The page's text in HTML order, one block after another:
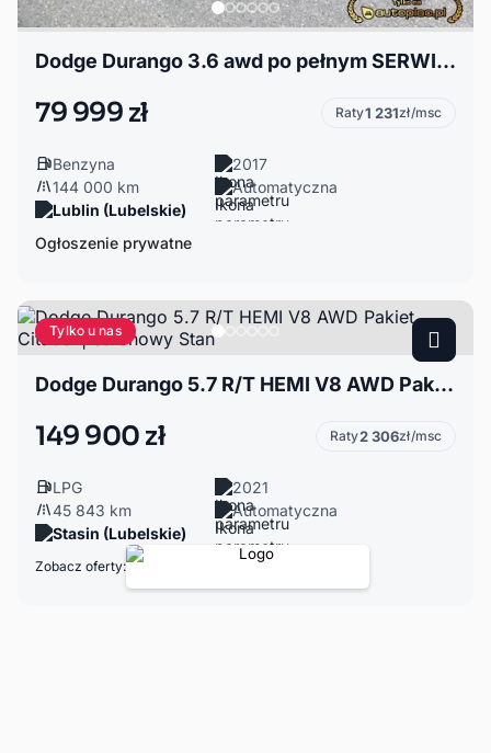
Dodge Durango 3.6 awd po pełnym SERWISIE
79 999 zł Raty1 231zł/msc
Benzyna
2017
144 000 km
Automatyczna
Lublin (Lubelskie)
Ogłoszenie prywatne
Tylko u nas
Dodge Durango 5.7 R/T HEMI V8 AWD Pakiet Citadel | Salonowy Stan
149 900 zł Raty2 306zł/msc
LPG
2021
45 843 km
Automatyczna
Stasin (Lubelskie)
Zobacz oferty: